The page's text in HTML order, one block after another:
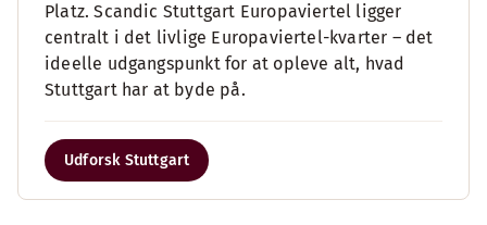
Platz. Scandic Stuttgart Europaviertel ligger
centralt i det livlige Europaviertel-kvarter – det
ideelle udgangspunkt for at opleve alt, hvad
Stuttgart har at byde på.
Udforsk Stuttgart